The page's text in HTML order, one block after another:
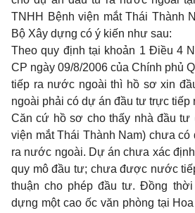
TNHH Bệnh viện mắt Thái Thành
Bộ Xây dựng có ý kiến như sau:
Theo quy định tại khoản 1 Điều 4
CP ngày 09/8/2006 của Chính phủ
tiếp ra nước ngoài thì hồ sơ xin
ngoài phải có dự án đầu tư trực tiếp
Căn cứ hồ sơ cho thấy nhà đầu tư
viện mắt Thái Thành Nam) chưa
ra nước ngoài. Dự án chưa xác
quy mô đầu tư; chưa được nước
thuận cho phép đầu tư. Đồng
dựng một cao ốc văn phòng tại